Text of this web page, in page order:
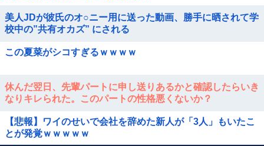
美人JDが彼氏のオ○ニー用に送った動画、勝手に晒されて学
校中の”共有オカズ” にされる
この夏菜がシコすぎるｗｗｗｗ
休んだ翌日、先輩パートに申し送りあるかと確認したらいき
なりキレられた。このパートの性格悪くないか？
【悲報】ワイのせいで会社を辞めた新人が「3人」もいたこ
とが発覚ｗｗｗｗｗ